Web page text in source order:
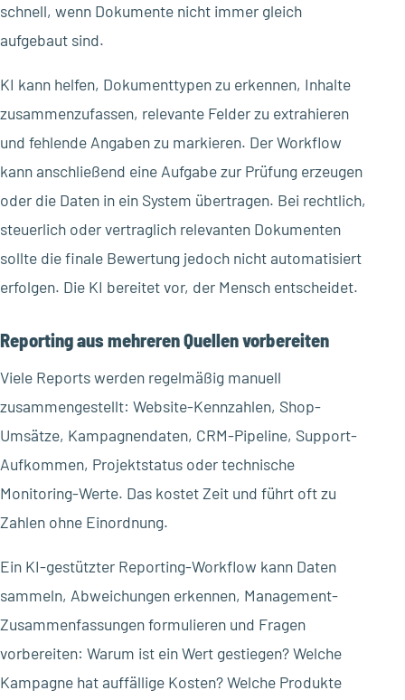
schnell, wenn Dokumente nicht immer gleich
aufgebaut sind.
KI kann helfen, Dokumenttypen zu erkennen, Inhalte
zusammenzufassen, relevante Felder zu extrahieren
und fehlende Angaben zu markieren. Der Workflow
kann anschließend eine Aufgabe zur Prüfung erzeugen
oder die Daten in ein System übertragen. Bei rechtlich,
steuerlich oder vertraglich relevanten Dokumenten
sollte die finale Bewertung jedoch nicht automatisiert
erfolgen. Die KI bereitet vor, der Mensch entscheidet.
Reporting aus mehreren Quellen vorbereiten
Viele Reports werden regelmäßig manuell
zusammengestellt: Website-Kennzahlen, Shop-
Umsätze, Kampagnendaten, CRM-Pipeline, Support-
Aufkommen, Projektstatus oder technische
Monitoring-Werte. Das kostet Zeit und führt oft zu
Zahlen ohne Einordnung.
Ein KI-gestützter Reporting-Workflow kann Daten
sammeln, Abweichungen erkennen, Management-
Zusammenfassungen formulieren und Fragen
vorbereiten: Warum ist ein Wert gestiegen? Welche
Kampagne hat auffällige Kosten? Welche Produkte